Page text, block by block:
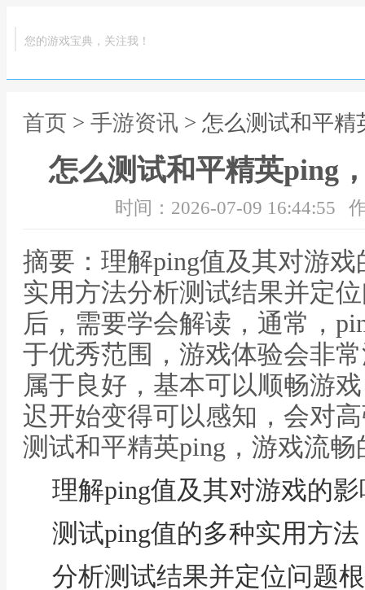
您的游戏宝典，关注我！
首页 > 手游资讯 > 怎么测试和平
怎么测试和平精英ping
时间：2026-07-09 16:44:55
摘要：理解ping值及其对游
实用方法分析测试结果并定
后，需要学会解读，通常，
于优秀范围，游戏体验会非
属于良好，基本可以顺畅游
迟开始变得可以感知，会对
测试和平精英ping，游戏流
理解ping值及其对游戏的
测试ping值的多种实用方法
分析测试结果并定位问题